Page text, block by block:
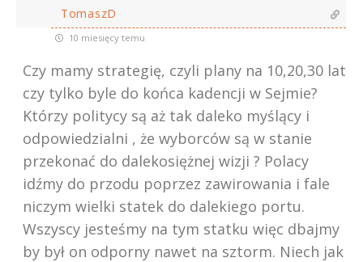
TomaszD
10 miesięcy temu
Czy mamy strategię, czyli plany na 10,20,30 lat
czy tylko byle do końca kadencji w Sejmie?
Którzy politycy są aż tak daleko myślący i
odpowiedzialni , że wyborców są w stanie
przekonać do dalekosiężnej wizji ? Polacy
idźmy do przodu poprzez zawirowania i fale
niczym wielki statek do dalekiego portu.
Wszyscy jesteśmy na tym statku więc dbajmy
by był on odporny nawet na sztorm. Niech jak